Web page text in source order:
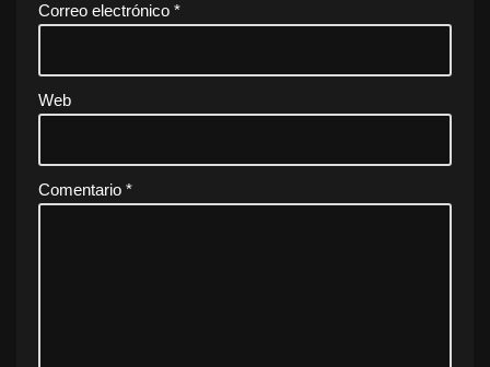
Correo electrónico *
Web
Comentario *